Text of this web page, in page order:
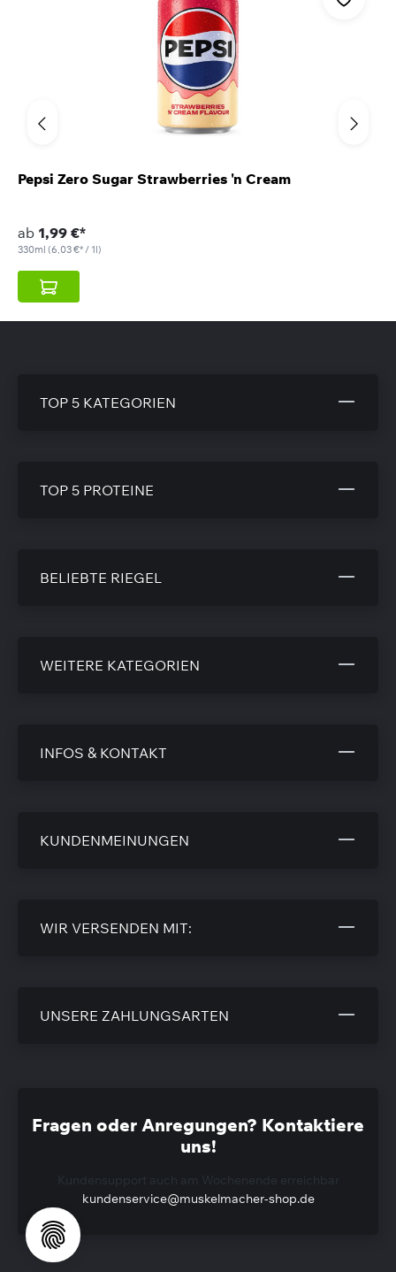
Pepsi Zero Sugar Strawberries 'n Cream
ab 1,99 €*
330ml (6,03 €* / 1l)
TOP 5 KATEGORIEN
TOP 5 PROTEINE
BELIEBTE RIEGEL
WEITERE KATEGORIEN
INFOS & KONTAKT
KUNDENMEINUNGEN
WIR VERSENDEN MIT:
UNSERE ZAHLUNGSARTEN
Fragen oder Anregungen? Kontaktiere
uns!
Kundensupport auch am Wochenende erreichbar
kundenservice@muskelmacher-shop.de